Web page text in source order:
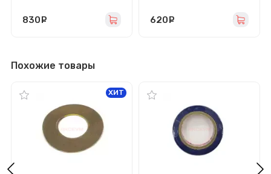
830 620
Похожие товары
ХИТ